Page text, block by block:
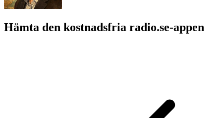
Hämta den kostnadsfria radio.se-appen